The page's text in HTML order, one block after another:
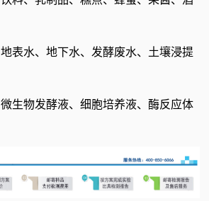
表水、地下水、发酵废水、土壤浸提
生物发酵液、细胞培养液、酶反应体